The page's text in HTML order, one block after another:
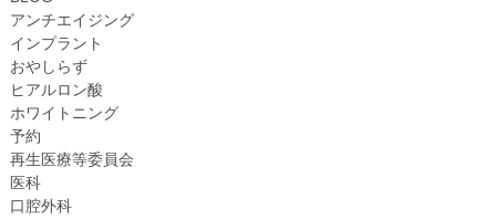
アンチエイジング
インプラント
おやしらず
ヒアルロン酸
ホワイトニング
予約
再生医療等委員会
医科
口腔外科